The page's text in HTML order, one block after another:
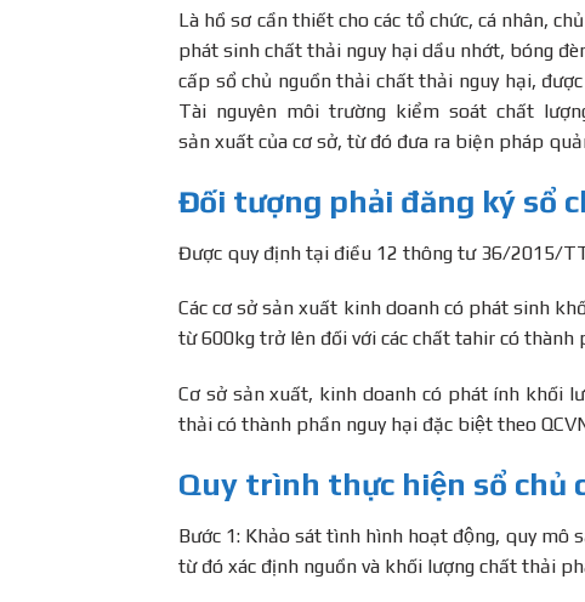
Là hồ sơ cần thiết cho các tổ chức, cá nhân,
phát sinh chất thải nguy hại dầu nhớt, bóng
cấp sổ chủ nguồn thải chất thải nguy hại,
Tài nguyên môi trường kiểm soát chất
sản xuất của cơ sở, từ đó đưa ra biện pháp
Đối tượng phải đăng ký sổ
Được quy định tại điều 12 thông tư 36/2015/
Các cơ sở sản xuất kinh doanh có phát sinh
từ 600kg trở lên đối với các chất tahir có thành
Cơ sở sản xuất, kinh doanh có phát ính khối
thải có thành phần nguy hại đặc biệt theo
Quy trình thực hiện sổ chủ
Bước 1: Khảo sát tình hình hoạt động, quy mô
từ đó xác định nguồn và khối lượng chất thải